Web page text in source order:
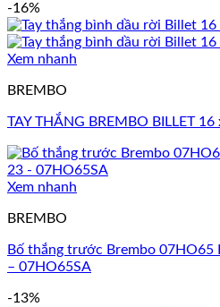
-16%
Xem nhanh
BREMBO
TAY THẮNG BREMBO BILLET 16
Xem nhanh
BREMBO
Bố thắng trước Brembo
– 07HO65SA
-13%